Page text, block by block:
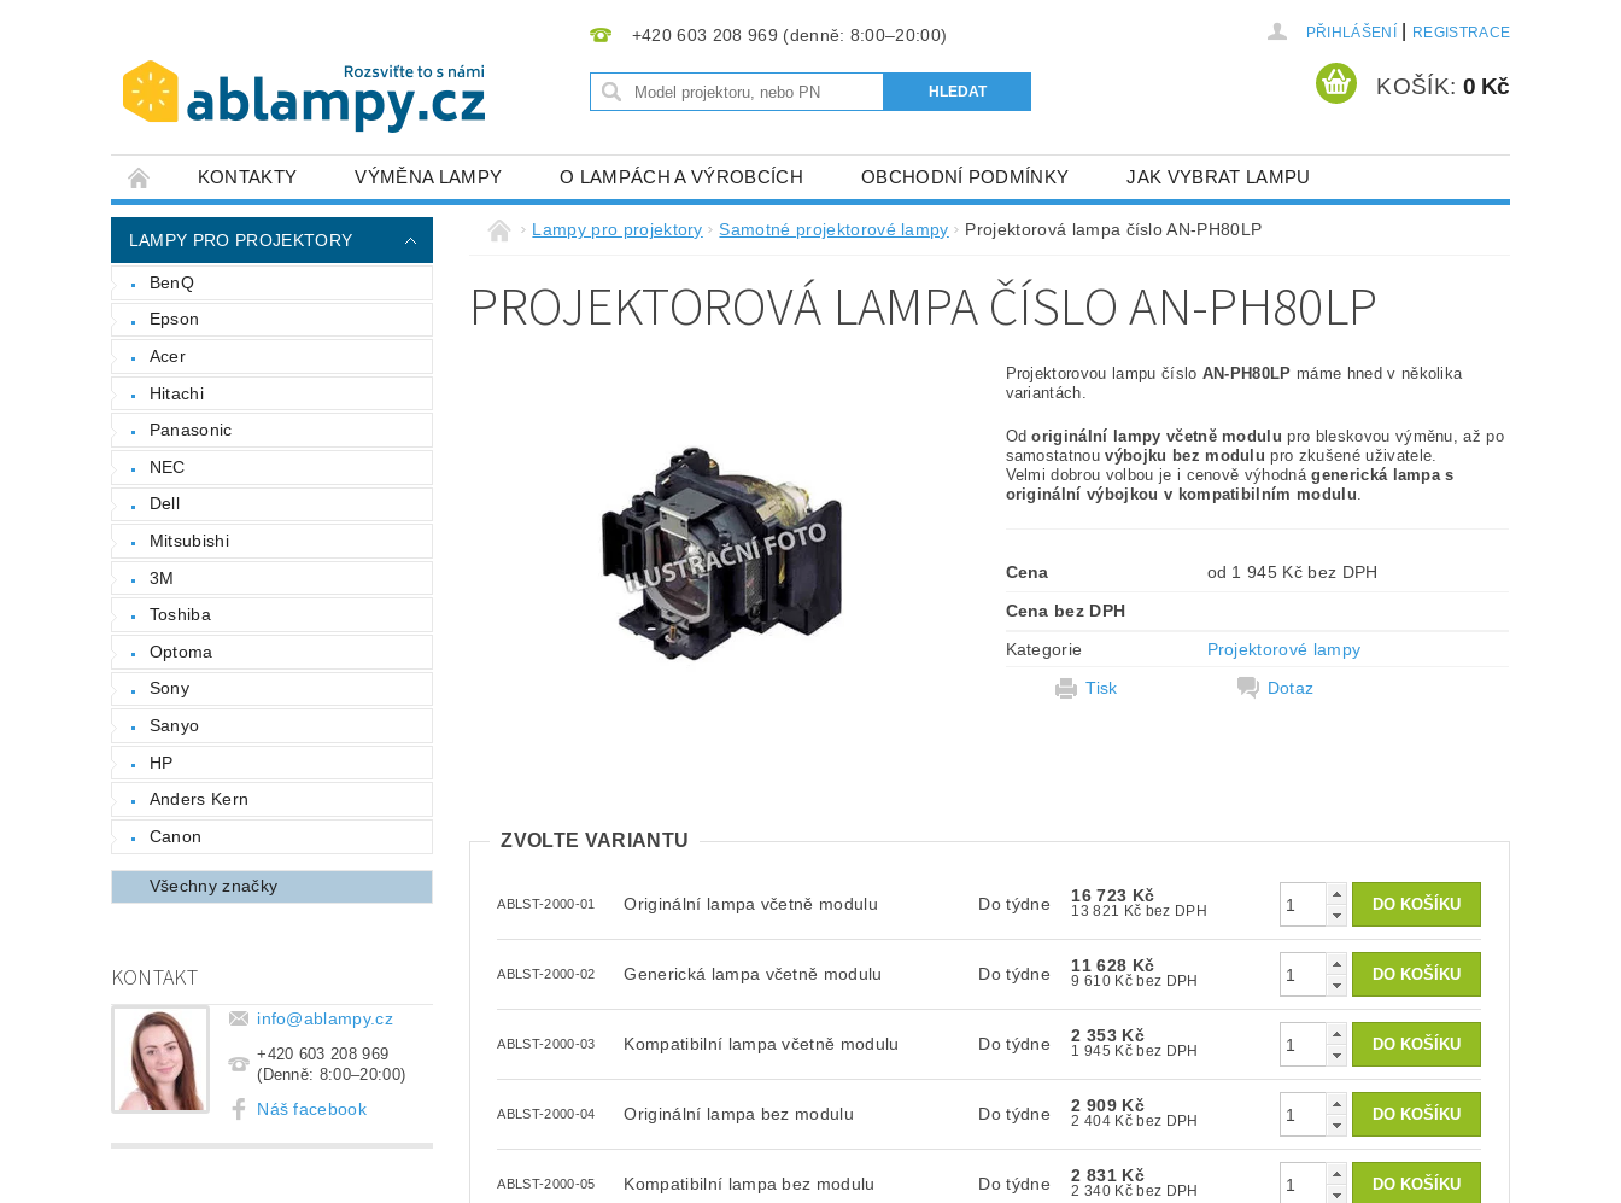
+420 603 208 969 PŘIHLÁŠENÍ REGISTRACE
KOŠÍK: 0 Kč
KONTAKTY VÝMĚNA LAMPY O LAMPÁCH A VÝROBCÍCH OBCHODNÍ PODMÍNKY JAK VYBRAT LAMPU
LAMPY PRO PROJEKTORY
BenQ
Epson
Acer
Hitachi
Panasonic
NEC
Dell
Mitsubishi
3M
Toshiba
Optoma
Sony
Sanyo
HP
Anders Kern
Canon
Všechny značky
KONTAKT
info@ablampy.cz
+420 603 208 969
(Denně: 8:00–20:00)
Náš facebook
Lampy pro projektory Samotné projektorové lampy Projektorová lampa číslo AN-PH80LP
PROJEKTOROVÁ LAMPA ČÍSLO AN-PH80LP
Projektorovou lampu číslo AN-PH80LP máme hned v několika
variantách.
Odoriginální lampy včetně modulu pro bleskovou výměnu, až po
samostatnouvýbojku bez modulu pro zkušené uživatele.
Velmi dobrou volbou je i cenově výhodnágenerická lampa s
originální výbojkou v kompatibilním modulu.
Cena
od 1 945 Kč bez DPH
Cena bez DPH
Kategorie
Projektorové lampy
Tisk
Dotaz
ZVOLTE VARIANTU
ABLST-2000-01 Originální lampa včetně modulu Do týdne 16 723 Kč
13 821 Kč bez DPH
ABLST-2000-02 Generická lampa včetně modulu Do týdne 11 628 Kč
9 610 Kč bez DPH
ABLST-2000-03 Kompatibilní lampa včetně modulu Do týdne 2 353 Kč
1 945 Kč bez DPH
ABLST-2000-04 Originální lampa bez modulu Do týdne 2 909 Kč
2 404 Kč bez DPH
ABLST-2000-05 Kompatibilní lampa bez modulu Do týdne 2 831 Kč
2 340 Kč bez DPH